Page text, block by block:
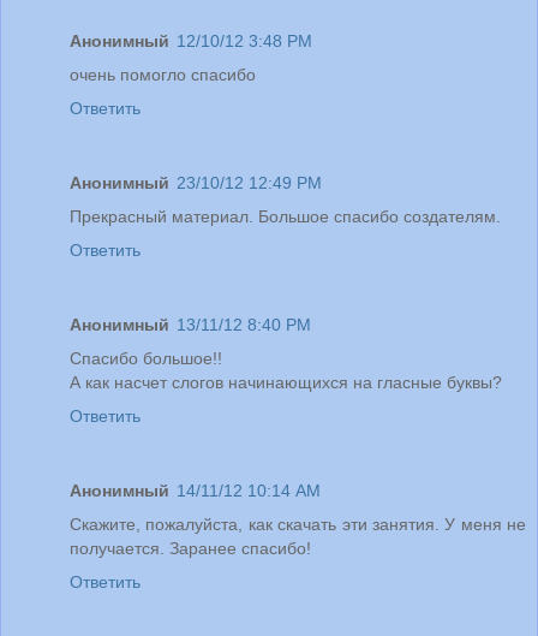
Анонимный 12/10/12 3:48 PM
очень помогло спасибо
Ответить
Анонимный 23/10/12 12:49 PM
Прекрасный материал. Большое спасибо создателям.
Ответить
Анонимный 13/11/12 8:40 PM
Спасибо большое!!
А как насчет слогов начинающихся на гласные буквы?
Ответить
Анонимный 14/11/12 10:14 AM
Скажите, пожалуйста, как скачать эти занятия. У меня не
получается. Заранее спасибо!
Ответить